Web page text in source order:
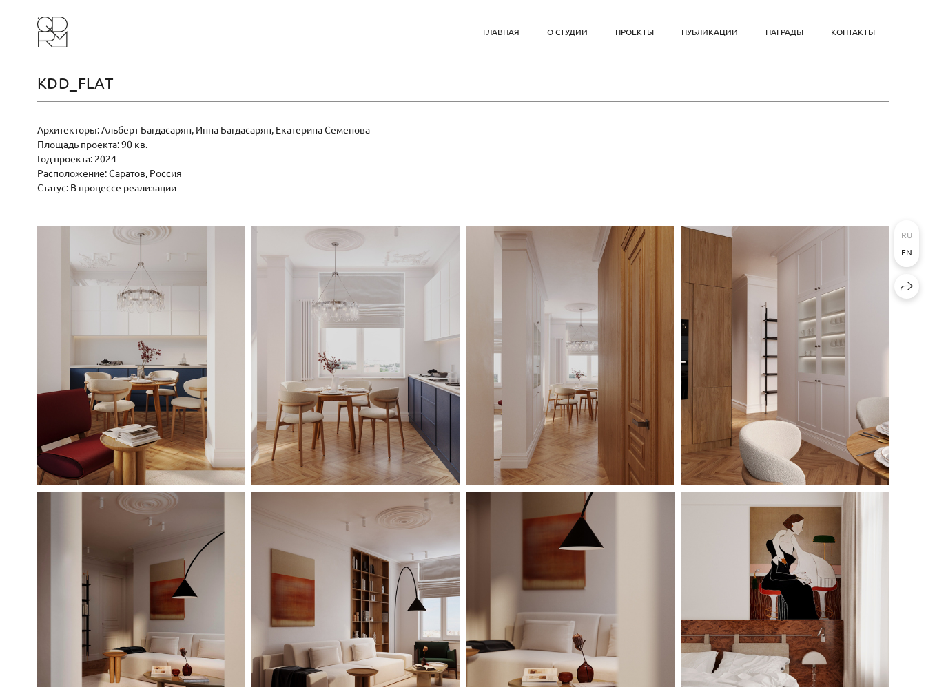
ГЛАВНАЯ О СТУДИИ ПРОЕКТЫ ПУБЛИКАЦИИ НАГРАДЫ КОНТАКТЫ
KDD_FLAT
Архитекторы: Альберт Багдасарян, Инна Багдасарян, Екатерина Семенова
Площадь проекта: 90 кв.
Год проекта: 2024
Расположение: Саратов, Россия
Статус: В процессе реализации
RU
EN